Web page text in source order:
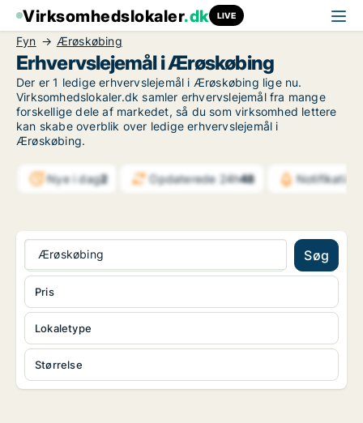
Virksomhedslokaler.dk LIVE
Fyn Ærøskøbing
Erhvervslejemål i Ærøskøbing
Der er 1 ledige erhvervslejemål i Ærøskøbing lige nu.
Virksomhedslokaler.dk samler erhvervslejemål fra mange
forskellige dele af markedet, så du som virksomhed lettere
kan skabe overblik over ledige erhvervslejemål i
Ærøskøbing.
Nye i dag2 Opdaterede 24h48
Ærøskøbing Søg
Lokaletype
Størrelse
Pris